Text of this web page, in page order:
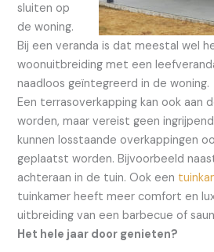
sluiten op
de woning.
Bij een veranda is dat meestal wel
woonuitbreiding met een
naadloos geïntegreerd in de woning.
Een terrasoverkapping kan ook aan
worden, maar vereist geen
kunnen losstaande overkappingen
geplaatst worden. Bijvoorbeeld
achteraan in de tuin. Ook een
tuinkamer heeft meer comfort en
uitbreiding van een barbecue of
Het hele jaar door genieten?